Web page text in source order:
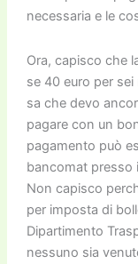
necessaria e le
Ora, capisco che
se 40 euro per
sa che devo
pagare con un
pagamento può
bancomat presso
Non capisco
per imposta di
Dipartimento
nessuno sia